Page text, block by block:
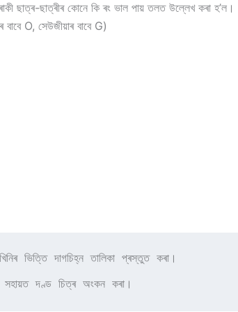
ছাত্ৰ-ছাত্ৰীৰ কোনে কি ৰং ভাল পায় তলত উল্লেখ কৰা হ’ল।
বাবে O, সেউজীয়াৰ বাবে G)
সহায়ত দণ্ড চিত্ৰ অংকন কৰা।